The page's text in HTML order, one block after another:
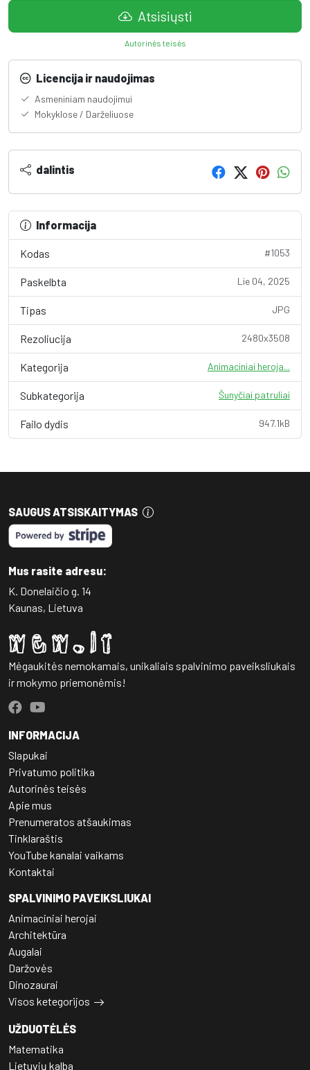
Atsisiųsti
Autorinės teisės
Licencija ir naudojimas
Asmeniniam naudojimui
Mokyklose / Darželiuose
dalintis
Informacija
Kodas #1053
Paskelbta Lie 04, 2025
Tipas JPG
Rezoliucija 2480x3508
Kategorija Animaciniai heroja...
Subkategorija Šunyčiai patruliai
Failo dydis 947.1kB
SAUGUS ATSISKAITYMAS
Mus rasite adresu:
K. Donelaičio g. 14
Kaunas, Lietuva
Mėgaukitės nemokamais, unikaliais spalvinimo paveiksliukais
ir mokymo priemonėmis!
INFORMACIJA
Slapukai
Privatumo politika
Autorinės teisės
Apie mus
Prenumeratos atšaukimas
Tinklaraštis
YouTube kanalai vaikams
Kontaktai
SPALVINIMO PAVEIKSLIUKAI
Animaciniai herojai
Architektūra
Augalai
Daržovės
Dinozaurai
Visos ketegorijos
UŽDUOTĖLĖS
Matematika
Lietuvių kalba